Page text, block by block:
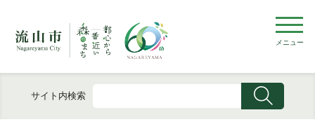
メニュー
サイト内検索